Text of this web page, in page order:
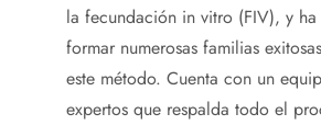
la fecundación in vitro (FIV), y
formar numerosas familias
este método. Cuenta con un
expertos que respalda todo el